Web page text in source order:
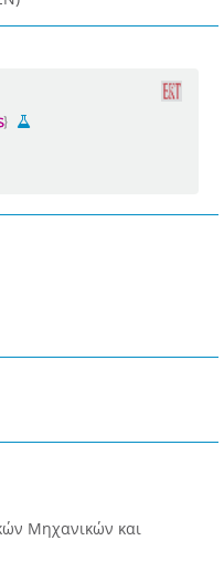
Μηχανικών και